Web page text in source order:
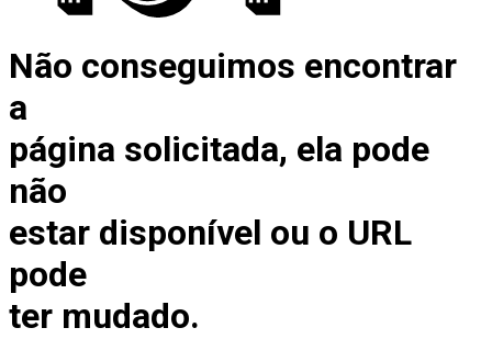
Não conseguimos encontrar
a
página solicitada, ela pode
não
estar disponível ou o URL
pode
ter mudado.